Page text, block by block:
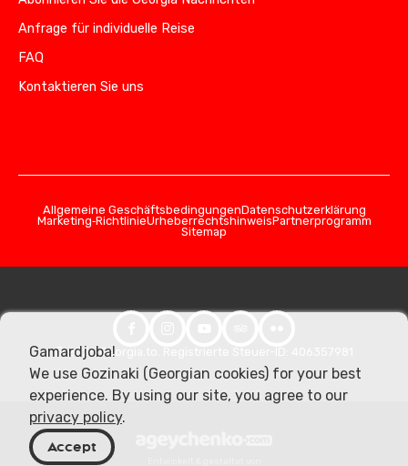
Anfrage für individuelle Reise
FAQ
Kontaktieren Sie uns
Allgemeine GeschäftsbedingungenDatenschutzerklärung
Marketing‑RichtlinieUrheberrechtshinweisPartnerprogramm
Sitemap
© 2026 Georgia.to. Registrierte Steuer-ID: 406357981
Gamardjoba!
We use Gozinaki (Georgian cookies) for your best
experience. By using our site, you agree to our
privacy policy.
Accept